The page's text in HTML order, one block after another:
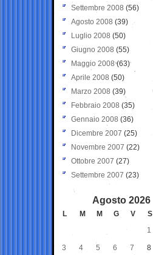
Settembre 2008 (56)
Agosto 2008 (39)
Luglio 2008 (50)
Giugno 2008 (55)
Maggio 2008(63)
Aprile 2008 (50)
Marzo 2008 (39)
Febbraio 2008 (35)
Gennaio 2008 (36)
Dicembre 2007 (25)
Novembre 2007 (22)
Ottobre 2007 (27)
Settembre 2007 (23)
Agosto 2026
L M M G V S
1
3 4 5 6 7 8